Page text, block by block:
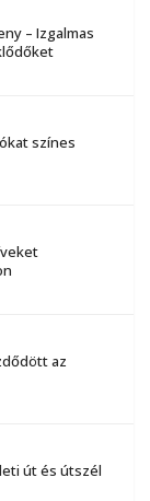
– Izgalmas
színes
az
út és útszél